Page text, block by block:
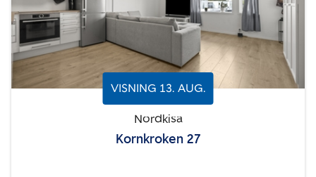
VISNING 13. AUG.
Nordkisa
Kornkroken 27